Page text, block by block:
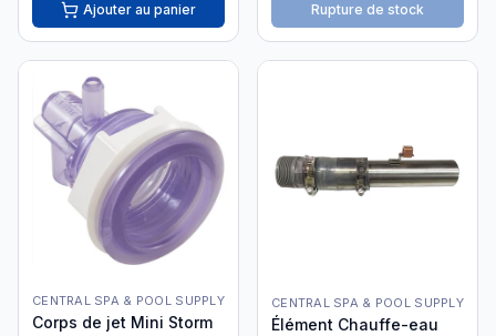
Ajouter au panier Rupture de stock
CENTRAL SPA & POOL SUPPLY
Corps de jet Mini Storm
CENTRAL SPA & POOL SUPPLY
Élément Chauffe-eau